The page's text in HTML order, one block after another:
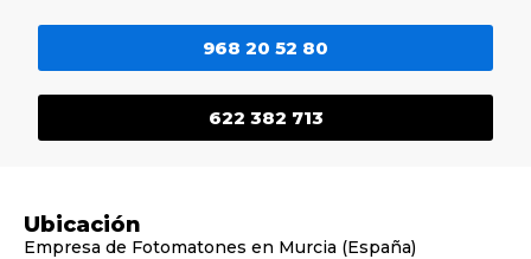
622 382 713
968 20 52 80
Ubicación
Empresa de Fotomatones en Murcia (España)